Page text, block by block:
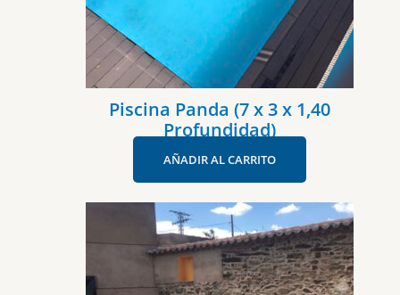
Piscina Panda (7 x 3 x 1,40
Profundidad)
AÑADIR AL CARRITO